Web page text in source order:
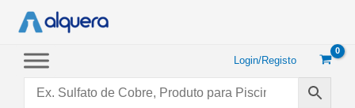
conteúdo
Login/Registo